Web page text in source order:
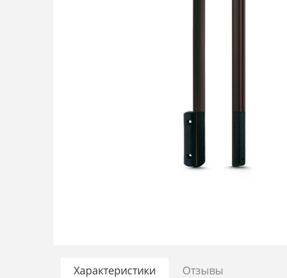
Характеристики Отзывы